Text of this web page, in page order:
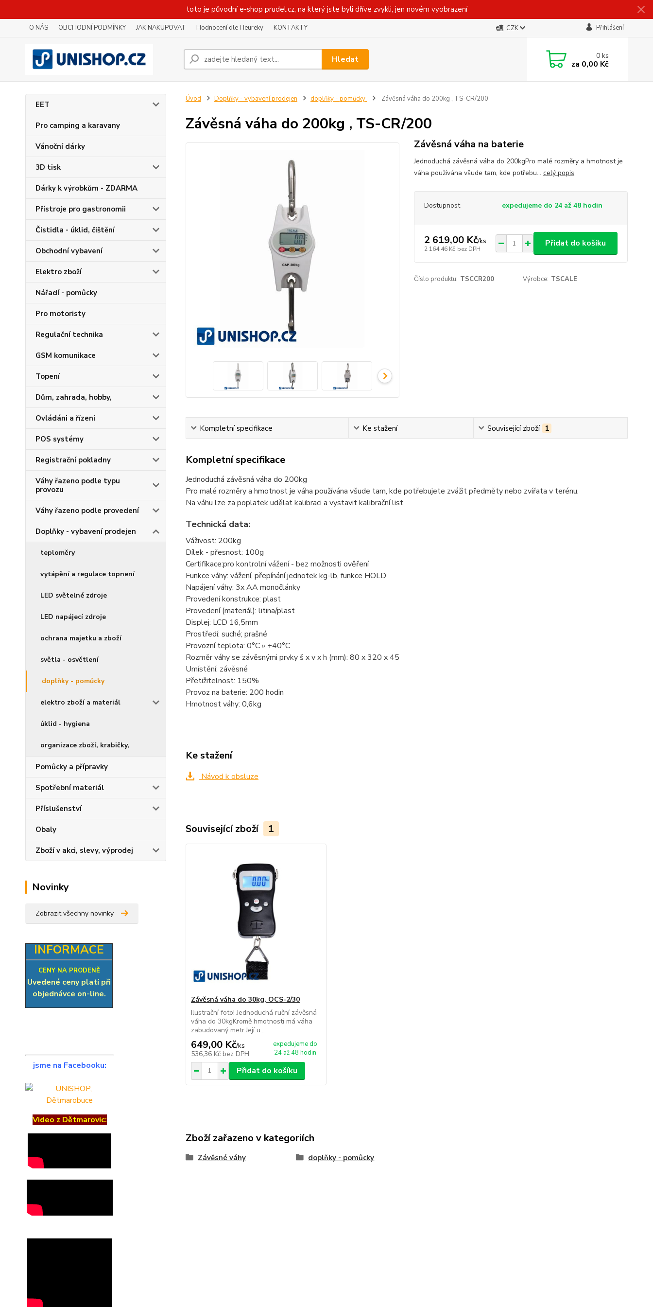
toto je původní e-shop prudel.cz, na který jste byli dříve zvykli, jen novém vyobrazení
O NÁS OBCHODNÍ PODMÍNKY JAK NAKUPOVAT Hodnocení dle Heureky KONTAKTY CZK Přihlášení
Hledat 0ks
za 0,00 Kč
EET
Pro camping a karavany
Vánoční dárky
3D tisk
Dárky k výrobkům - ZDARMA
Přístroje pro gastronomii
Čistidla - úklid, čištění
Obchodní vybavení
Elektro zboží
Nářadí - pomůcky
Pro motoristy
Regulační technika
GSM komunikace
Topení
Dům, zahrada, hobby,
Ovládáni a řízení
POS systémy
Registrační pokladny
Váhy řazeno podle typu
provozu
Váhy řazeno podle provedení
Doplňky - vybavení prodejen
teploměry
vytápění a regulace topnení
LED světelné zdroje
LED napájecí zdroje
ochrana majetku a zboží
světla - osvětlení
doplňky - pomůcky
elektro zboží a materiál
úklid - hygiena
organizace zboží, krabičky,
Pomůcky a přípravky
Spotřební materiál
Příslušenství
Obaly
Zboží v akci, slevy, výprodej
Novinky
Zobrazit všechny novinky
INFORMACE
CENY NA PRODENĚ
Uvedené ceny platí při
objednávce on-line.
jsme na Facebooku:
Video z Dětmarovic:
Úvod Doplňky - vybavení prodejen doplňky - pomůcky Závěsná váha do 200kg , TS-CR/200
Závěsná váha do 200kg , TS-CR/200
Závěsná váha na baterie
Jednoduchá závěsná váha do 200kgPro malé rozměry a hmotnost je
váha používána všude tam, kde potřebu... celý popis
Dostupnost expedujeme do 24 až 48 hodin
2 619,00 Kč/ks
2 164,46 Kč bez DPH
Přidat do košíku
Číslo produktu: TSCCR200 Výrobce: TSCALE
Kompletní specifikace Ke stažení Související zboží 1
Kompletní specifikace
Jednoduchá závěsná váha do 200kg
Pro malé rozměry a hmotnost je váha používána všude tam, kde potřebujete zvážit předměty nebo zvířata v terénu.
Na váhu lze za poplatek udělat kalibraci a vystavit kalibrační list
Technická data:
Váživost: 200kg
Dílek - přesnost: 100g
Certifikace:pro kontrolní vážení - bez možnosti ověření
Funkce váhy: vážení, přepínání jednotek kg-lb, funkce HOLD
Napájení váhy: 3x AA monočlánky
Provedení konstrukce: plast
Provedení (materiál): litina/plast
Displej: LCD 16,5mm
Prostředí: suché; prašné
Provozní teplota: 0°C » +40°C
Rozměr váhy se závěsnými prvky š x v x h (mm): 80 x 320 x 45
Umístění: závěsné
Přetižitelnost: 150%
Provoz na baterie: 200 hodin
Hmotnost váhy: 0,6kg
Ke stažení
Návod k obsluze
Související zboží 1
Závěsná váha do 30kg, OCS-2/30
Ilustrační foto! Jednoduchá ruční závěsná
váha do 30kgKromě hmotnosti má váha
zabudovaný metr.Její u...
649,00 Kč/ks
536,36 Kč bez DPH
expedujeme do
24 až 48 hodin
Přidat do košíku
Zboží zařazeno v kategoriích
Závěsné váhy doplňky - pomůcky